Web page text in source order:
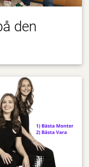
den